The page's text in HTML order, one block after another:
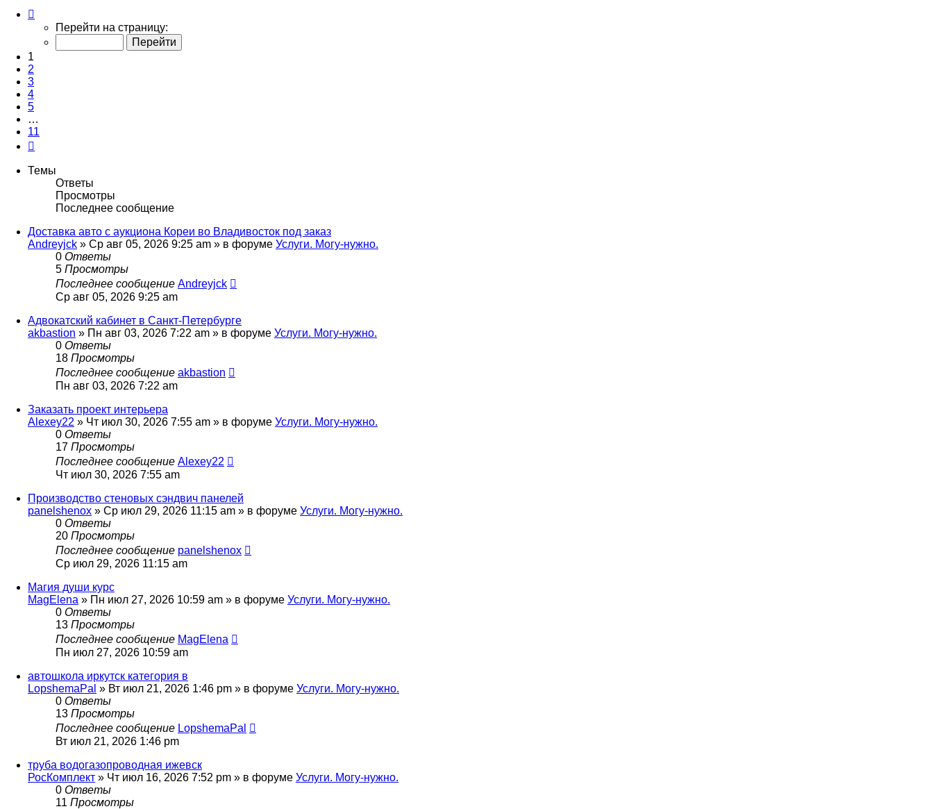
11
Перейти на страницу:
1
2
3
4
5
…
11
Темы
Ответы
Просмотры
Последнее сообщение
Доставка авто с аукциона Кореи во Владивосток под заказ
Andreyjck » Ср авг 05, 2026 9:25 am » в форуме Услуги. Могу-нужно.
0 Ответы
5 Просмотры
Последнее сообщение Andreyjck
Ср авг 05, 2026 9:25 am
Адвокатский кабинет в Санкт-Петербурге
akbastion » Пн авг 03, 2026 7:22 am » в форуме Услуги. Могу-нужно.
0 Ответы
18 Просмотры
Последнее сообщение akbastion
Пн авг 03, 2026 7:22 am
Заказать проект интерьера
Alexey22 » Чт июл 30, 2026 7:55 am » в форуме Услуги. Могу-нужно.
0 Ответы
17 Просмотры
Последнее сообщение Alexey22
Чт июл 30, 2026 7:55 am
Производство стеновых сэндвич панелей
panelshenox » Ср июл 29, 2026 11:15 am » в форуме Услуги. Могу-нужно.
0 Ответы
20 Просмотры
Последнее сообщение panelshenox
Ср июл 29, 2026 11:15 am
Магия души курс
MagElena » Пн июл 27, 2026 10:59 am » в форуме Услуги. Могу-нужно.
0 Ответы
13 Просмотры
Последнее сообщение MagElena
Пн июл 27, 2026 10:59 am
автошкола иркутск категория в
LopshemaPal » Вт июл 21, 2026 1:46 pm » в форуме Услуги. Могу-нужно.
0 Ответы
13 Просмотры
Последнее сообщение LopshemaPal
Вт июл 21, 2026 1:46 pm
труба водогазопроводная ижевск
РосКомплект » Чт июл 16, 2026 7:52 pm » в форуме Услуги. Могу-нужно.
0 Ответы
11 Просмотры